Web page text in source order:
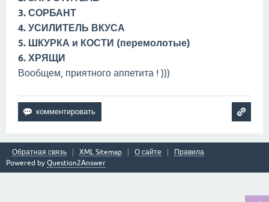
3. СОРБАНТ
4. УСИЛИТЕЛЬ ВКУСА
5. ШКУРКА и КОСТИ (перемолотые)
6. ХРЯЩИ
Вообщем, приятного аппетита ! )))
Обратная связь XML Sitemap О сайте
Правила
Powered by Question2Answer